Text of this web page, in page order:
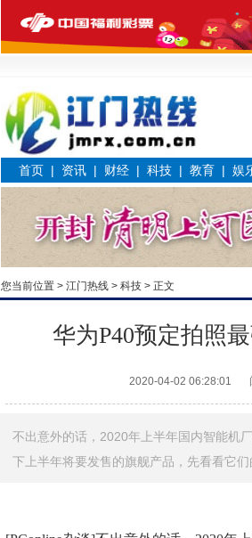
首页 | 资讯 | 财经 | 科技 | 教育 | 娱
您当前位置 > 江门热线 > 科技 > 正文
华为P40预定拍照
2020-04-02 06:28:01
不出意外的话，2020年上半年国内智能机
下上半年将要发售的旗舰产品，先看看它们